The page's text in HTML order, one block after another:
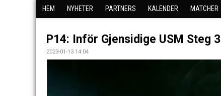
HEM NYHETER PARTNERS KALENDER MATCHER
P14: Inför Gjensidige USM Steg 3
2023-01-13 14:04